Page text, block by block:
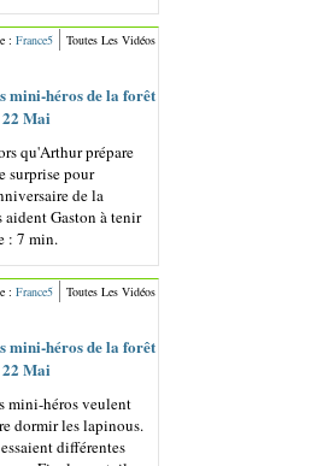
: France5
Toutes Les Vidéos
mini-héros de la forêt
Mai
qu'Arthur prépare
surprise pour
de la
aident Gaston à tenir
: 7 min.
: France5
Toutes Les Vidéos
mini-héros de la forêt
Mai
mini-héros veulent
dormir les lapinous.
différentes